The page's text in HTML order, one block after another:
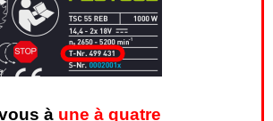
à une à quatre